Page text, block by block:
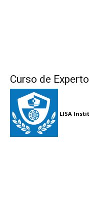
Curso de
LISA